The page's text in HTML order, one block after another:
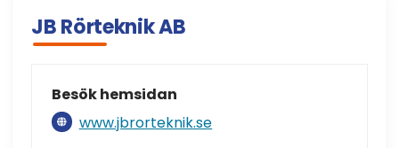
JB Rörteknik AB
Besök hemsidan
www.jbrorteknik.se